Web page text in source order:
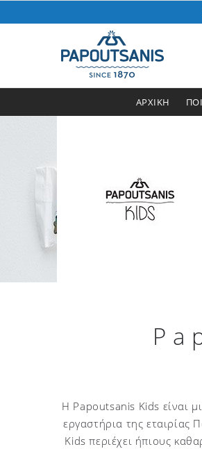
ΑΡΧΙΚΗ
Η Papoutsanis Kids είναι
εργαστήρια της εταιρίας
Kids περιέχει ήπιους